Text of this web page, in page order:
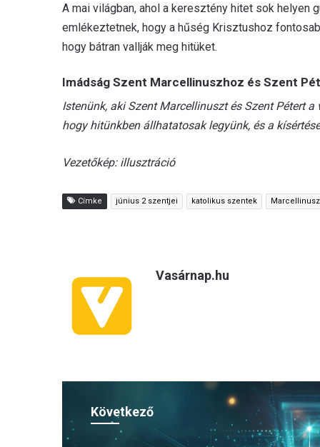
A mai világban, ahol a keresztény hitet sok helyen
emlékeztetnek, hogy a hűség Krisztushoz
hogy bátran vallják meg hitüket.
Imádság Szent Marcellinuszhoz és Szent
Istenünk, aki Szent Marcellinuszt és Szent Pétert
hogy hitünkben állhatatosak legyünk, és a
Vezetőkép: illusztráció
Címke június 2 szentjei katolikus szentek
Vasárnap.hu
Következő